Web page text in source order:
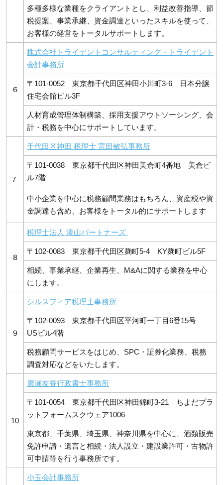
多種多様な業種をクライアントとし、利益改善指導、節
税提案、事業承継、資金調達といったスキルを使って、
お客様の経営をトータルサポートします。
６
株式会社トライデントコンサルティング・トライデント
会計事務所
〒101-0052 東京都千代田区神田小川町3-6 日本分譲
住宅会館ビル3F
人材育成管理体制構築、採用支援アウトソーシング、会
計・税務を中心にサポートしています。
7
千代田区神田 税理士 宮田敏弘事務所
〒101-0038 東京都千代田区神田美倉町4番地 美倉ビ
ル7階
中小企業を中心に税務顧問業務はもちろん、資産税や資
金調達も含め、お客様をトータル的にサポートします
８
税理士法人 漆山パートナーズ
〒102-0083 東京都千代田区麹町5-4 KY麹町ビル5F
相続、事業承継、企業再生、M&Aに関する業務を中心
にします。
９
シルスフィア税理士事務所
〒102-0093 東京都千代田区平河町一丁目6番15号
USビル4階
税務顧問サービスをはじめ、SPC・証券化業務、税務
調査対応などをいたします。
10
廣瀬友香行政書士事務所
〒101-0054 東京都千代田区神田錦町3-21 ちよだプラ
ットフォームスクウェア1006
東京都、千葉県、埼玉県、神奈川県を中心に、酒類販売
免許申請・遺言と相続・法人設立・建設業許可・古物許
可申請等を行う事務所です。
小玉会計事務所